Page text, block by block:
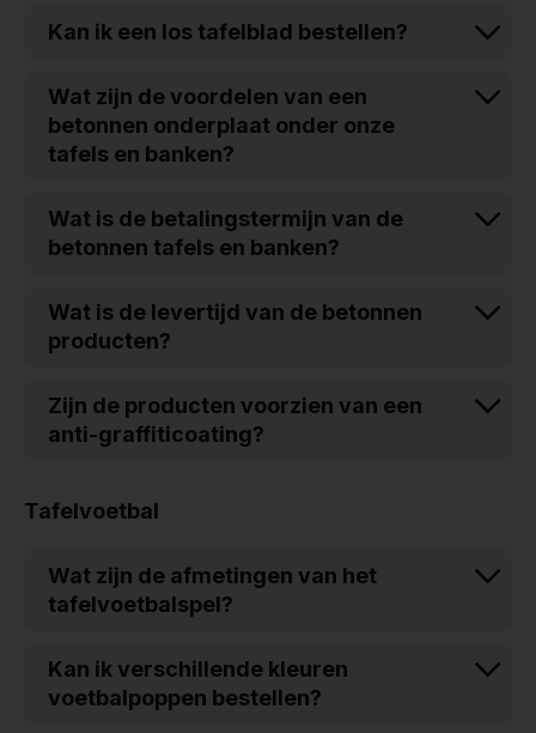
Kan ik een los tafelblad bestellen?
Wat zijn de voordelen van een
betonnen onderplaat onder onze
tafels en banken?
Wat is de betalingstermijn van de
betonnen tafels en banken?
Wat is de levertijd van de betonnen
producten?
Zijn de producten voorzien van een
anti-graffiticoating?
Tafelvoetbal
Wat zijn de afmetingen van het
tafelvoetbalspel?
Kan ik verschillende kleuren
voetbalpoppen bestellen?